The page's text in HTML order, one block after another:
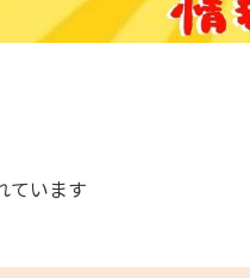
ています